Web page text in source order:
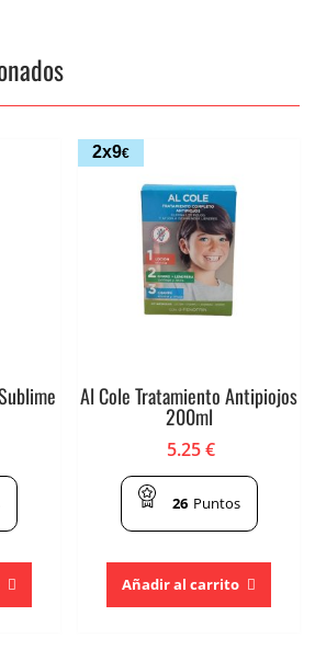
2x9€
Al Cole Tratamiento Antipiojos
200ml
5.25€
26 Puntos
Añadir al carrito